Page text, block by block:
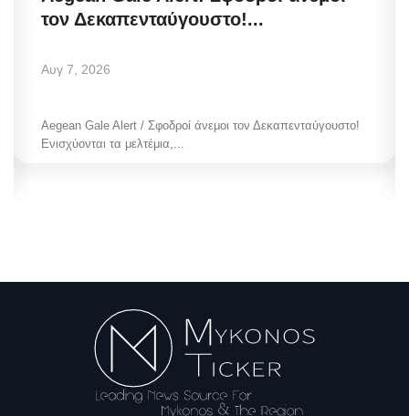
τον Δεκαπενταύγουστο!...
Αυγ 7, 2026
Aegean Gale Alert / Σφοδροί άνεμοι τον Δεκαπενταύγουστο!
Ενισχύονται τα μελτέμια,...